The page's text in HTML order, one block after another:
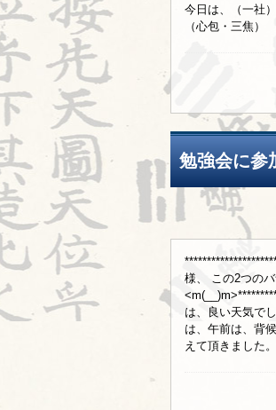
今日は、（一社
（心包・三焦
勉強会に参
様、 この2つの
は、良い天気で
は、午前は、背
えて頂きました